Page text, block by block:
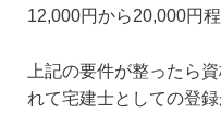
12,000円から20,000円
上記の要件が整ったら
れて宅建士としての登